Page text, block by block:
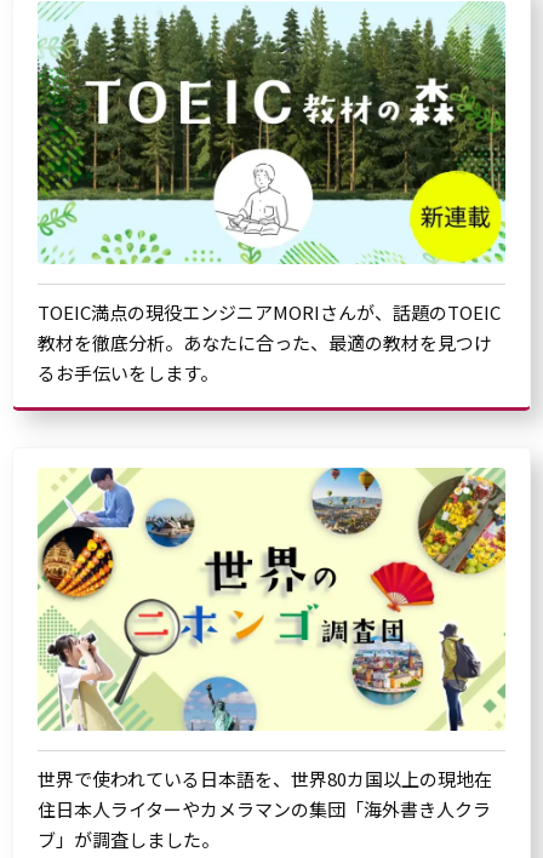
TOEIC満点の現役エンジニアMORIさんが、話題のTOEIC
教材を徹底分析。あなたに合った、最適の教材を見つけ
るお手伝いをします。
世界で使われている日本語を、世界80カ国以上の現地在
住日本人ライターやカメラマンの集団「海外書き人クラ
ブ」が調査しました。